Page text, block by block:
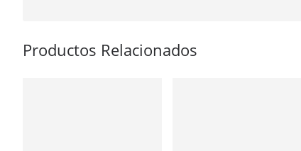
Productos Relacionados